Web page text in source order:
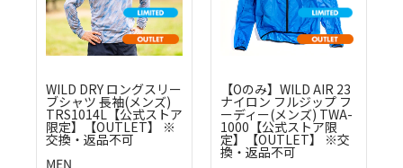
WILD DRY ロングスリー
ブシャツ 長袖(メンズ)
TRS1014L【公式ストア
限定】【OUTLET】 ※
交換・返品不可
MEN
【Oのみ】WILD AIR 23
ナイロン フルジップ フ
ーディー(メンズ) TWA-
1000【公式ストア限
定】【OUTLET】 ※交
換・返品不可